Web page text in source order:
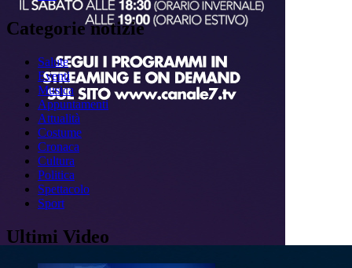
Categorie notizie
Salute
Eventi
Musica
Appuntamenti
Attualità
Costume
Cronaca
Cultura
Politica
Spettacolo
Sport
Ultimi Video